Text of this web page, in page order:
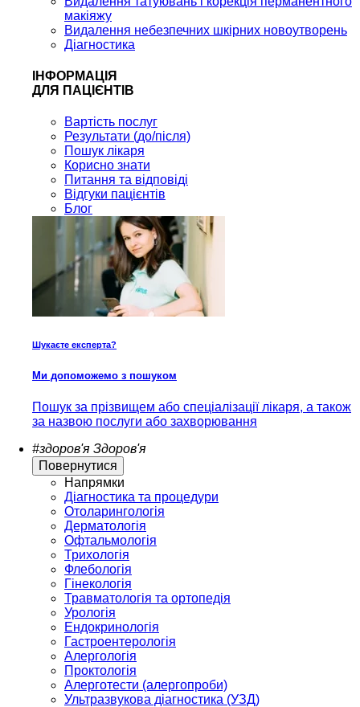
макіяжу
Видалення небезпечних шкірних новоутворень
Діагностика
ІНФОРМАЦІЯ
ДЛЯ ПАЦІЄНТІВ
Вартість послуг
Результати (до/після)
Пошук лікаря
Корисно знати
Питання та відповіді
Відгуки пацієнтів
Блог
Шукаєте експерта?
Ми допоможемо з пошуком
Пошук за прізвищем або спеціалізації лікаря, а також
за назвою послуги або захворювання
#здоров'я Здоров'я
Повернутися
Напрямки
Діагностика та процедури
Отоларингологія
Дерматологія
Офтальмологія
Трихологія
Флебологія
Гінекологія
Травматологія та ортопедія
Урологія
Ендокринологія
Гастроентерологія
Алергологія
Проктологія
Алерготести (алергопроби)
Ультразвукова діагностика (УЗД)